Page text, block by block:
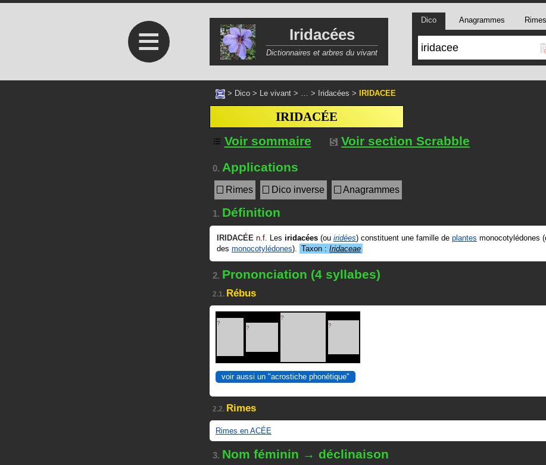
≡ Iridacées
Dictionnaires et arbres du vivant
Dico Anagrammes Rimes
> Dico > Le vivant > … > Iridacées > IRIDACEE
IRIDACÉE
Voir sommaire
Voir section Scrabble
0. Applications
Rimes Dico inverse Anagrammes
1. Définition
IRIDACÉE n.f. Les iridacées (ou iridées) constituent une famille de plantes monocotylédones
des monocotylédones). Taxon : Iridaceae
2. Prononciation (4 syllabes)
2.1. Rébus
?
?
?
?
voir aussi un "acrostiche phonétique"
2.2. Rimes
Rimes en ACÉE
3. Nom féminin → déclinaison